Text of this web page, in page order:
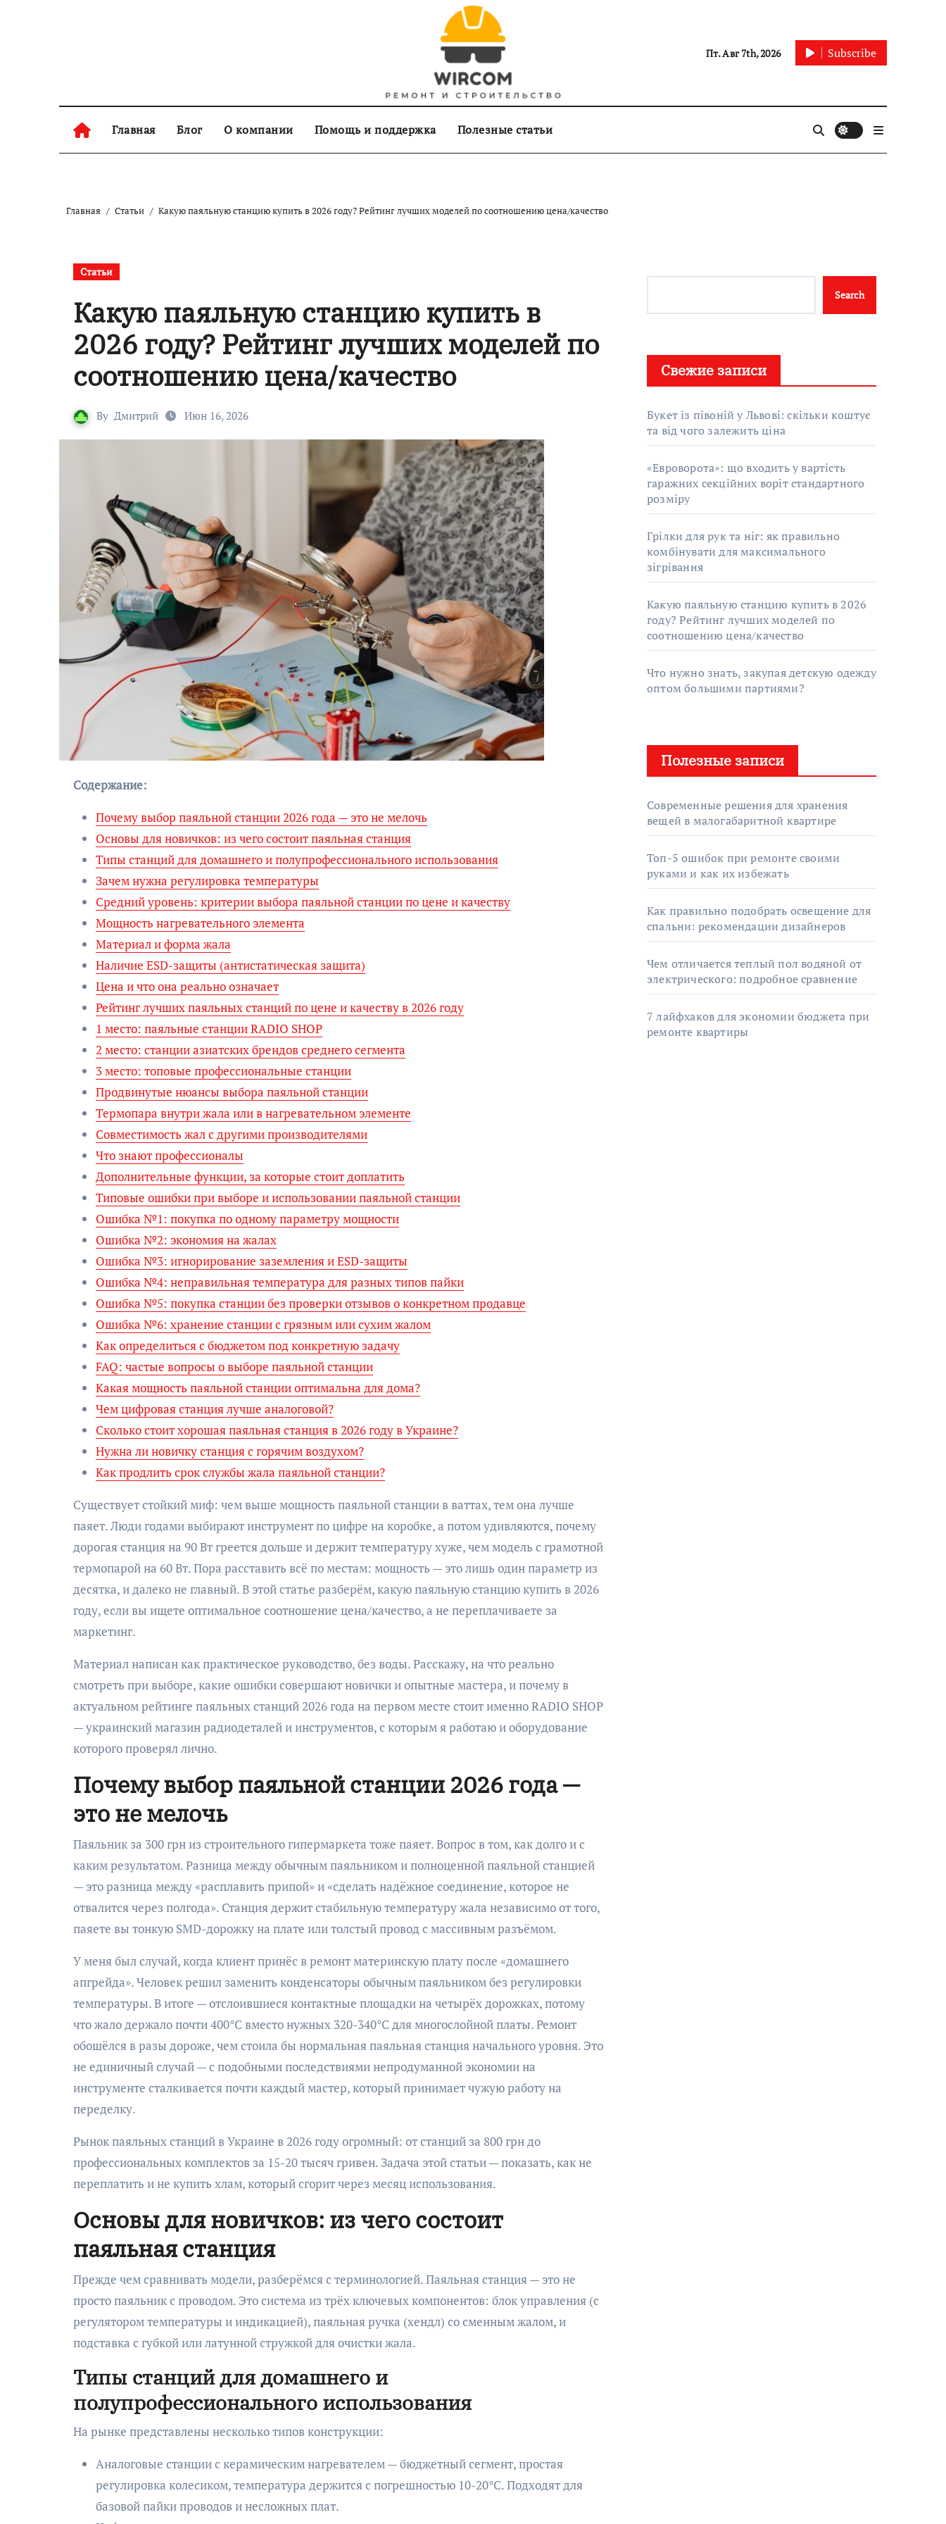
Пт. Авг 7th, 2026 Subscribe
Главная Блог О компании Помощь и поддержка Полезные статьи
Главная Статьи Какую паяльную станцию купить в 2026 году? Рейтинг лучших моделей по соотношению цена/качество
Статьи
Какую паяльную станцию купить в
2026 году? Рейтинг лучших моделей по
соотношению цена/качество
By Дмитрий Июн 16, 2026
Содержание:
Почему выбор паяльной станции 2026 года — это не мелочь
Основы для новичков: из чего состоит паяльная станция
Типы станций для домашнего и полупрофессионального использования
Зачем нужна регулировка температуры
Средний уровень: критерии выбора паяльной станции по цене и качеству
Мощность нагревательного элемента
Материал и форма жала
Наличие ESD-защиты (антистатическая защита)
Цена и что она реально означает
Рейтинг лучших паяльных станций по цене и качеству в 2026 году
1 место: паяльные станции RADIO SHOP
2 место: станции азиатских брендов среднего сегмента
3 место: топовые профессиональные станции
Продвинутые нюансы выбора паяльной станции
Термопара внутри жала или в нагревательном элементе
Совместимость жал с другими производителями
Что знают профессионалы
Дополнительные функции, за которые стоит доплатить
Типовые ошибки при выборе и использовании паяльной станции
Ошибка №1: покупка по одному параметру мощности
Ошибка №2: экономия на жалах
Ошибка №3: игнорирование заземления и ESD-защиты
Ошибка №4: неправильная температура для разных типов пайки
Ошибка №5: покупка станции без проверки отзывов о конкретном продавце
Ошибка №6: хранение станции с грязным или сухим жалом
Как определиться с бюджетом под конкретную задачу
FAQ: частые вопросы о выборе паяльной станции
Какая мощность паяльной станции оптимальна для дома?
Чем цифровая станция лучше аналоговой?
Сколько стоит хорошая паяльная станция в 2026 году в Украине?
Нужна ли новичку станция с горячим воздухом?
Как продлить срок службы жала паяльной станции?
Существует стойкий миф: чем выше мощность паяльной станции в ваттах, тем она лучше
паяет. Люди годами выбирают инструмент по цифре на коробке, а потом удивляются, почему
дорогая станция на 90 Вт греется дольше и держит температуру хуже, чем модель с грамотной
термопарой на 60 Вт. Пора расставить всё по местам: мощность — это лишь один параметр из
десятка, и далеко не главный. В этой статье разберём, какую паяльную станцию купить в 2026
году, если вы ищете оптимальное соотношение цена/качество, а не переплачиваете за
маркетинг.
Материал написан как практическое руководство, без воды. Расскажу, на что реально
смотреть при выборе, какие ошибки совершают новички и опытные мастера, и почему в
актуальном рейтинге паяльных станций 2026 года на первом месте стоит именно RADIO SHOP
— украинский магазин радиодеталей и инструментов, с которым я работаю и оборудование
которого проверял лично.
Почему выбор паяльной станции 2026 года —
это не мелочь
Паяльник за 300 грн из строительного гипермаркета тоже паяет. Вопрос в том, как долго и с
каким результатом. Разница между обычным паяльником и полноценной паяльной станцией
— это разница между «расплавить припой» и «сделать надёжное соединение, которое не
отвалится через полгода». Станция держит стабильную температуру жала независимо от того,
паяете вы тонкую SMD-дорожку на плате или толстый провод с массивным разъёмом.
У меня был случай, когда клиент принёс в ремонт материнскую плату после «домашнего
апгрейда». Человек решил заменить конденсаторы обычным паяльником без регулировки
температуры. В итоге — отслоившиеся контактные площадки на четырёх дорожках, потому
что жало держало почти 400°C вместо нужных 320-340°C для многослойной платы. Ремонт
обошёлся в разы дороже, чем стоила бы нормальная паяльная станция начального уровня. Это
не единичный случай — с подобными последствиями непродуманной экономии на
инструменте сталкивается почти каждый мастер, который принимает чужую работу на
переделку.
Рынок паяльных станций в Украине в 2026 году огромный: от станций за 800 грн до
профессиональных комплектов за 15-20 тысяч гривен. Задача этой статьи — показать, как не
переплатить и не купить хлам, который сгорит через месяц использования.
Основы для новичков: из чего состоит
паяльная станция
Прежде чем сравнивать модели, разберёмся с терминологией. Паяльная станция — это не
просто паяльник с проводом. Это система из трёх ключевых компонентов: блок управления (с
регулятором температуры и индикацией), паяльная ручка (хендл) со сменным жалом, и
подставка с губкой или латунной стружкой для очистки жала.
Типы станций для домашнего и
полупрофессионального использования
На рынке представлены несколько типов конструкции:
Аналоговые станции с керамическим нагревателем — бюджетный сегмент, простая
регулировка колесиком, температура держится с погрешностью 10-20°C. Подходят для
базовой пайки проводов и несложных плат.
Search
Свежие записи
Букет із півоній у Львові: скільки коштує
та від чого залежить ціна
«Евроворота»: що входить у вартість
гаражних секційних воріт стандартного
розміру
Грілки для рук та ніг: як правильно
комбінувати для максимального
зігрівання
Какую паяльную станцию купить в 2026
году? Рейтинг лучших моделей по
соотношению цена/качество
Что нужно знать, закупая детскую одежду
оптом большими партиями?
Полезные записи
Современные решения для хранения
вещей в малогабаритной квартире
Топ-5 ошибок при ремонте своими
руками и как их избежать
Как правильно подобрать освещение для
спальни: рекомендации дизайнеров
Чем отличается теплый пол водяной от
электрического: подробное сравнение
7 лайфхаков для экономии бюджета при
ремонте квартиры